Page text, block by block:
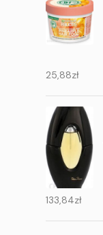
25,88zł
133,84zł